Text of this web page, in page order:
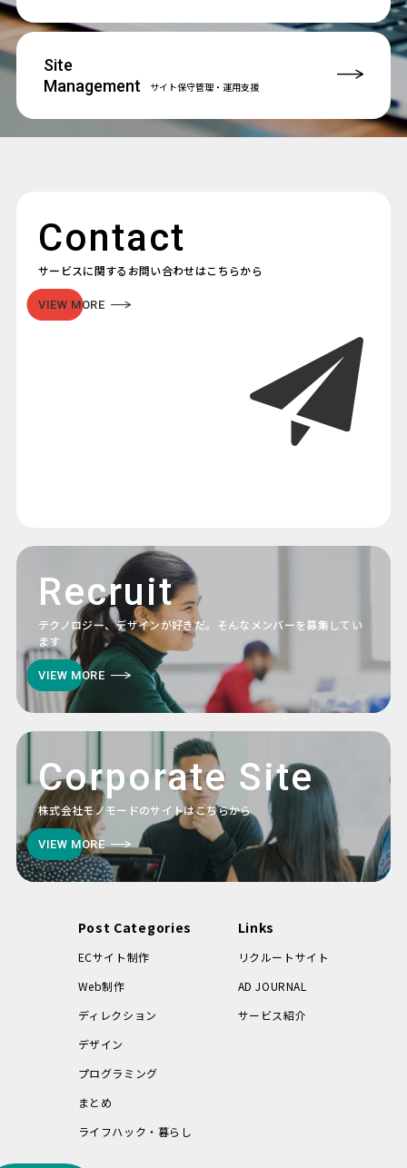
Site
Management
サイト保守管理・運用支援
Contact
サービスに関するお問い合わせはこちらから
VIEW MORE
Recruit
テクノロジー、デザインが好きだ。そんなメンバーを募集してい
ます
VIEW MORE
Corporate Site
株式会社モノモードのサイトはこちらから
VIEW MORE
Post Categories
ECサイト制作
Web制作
ディレクション
デザイン
プログラミング
まとめ
ライフハック・暮らし
Links
リクルートサイト
AD JOURNAL
サービス紹介